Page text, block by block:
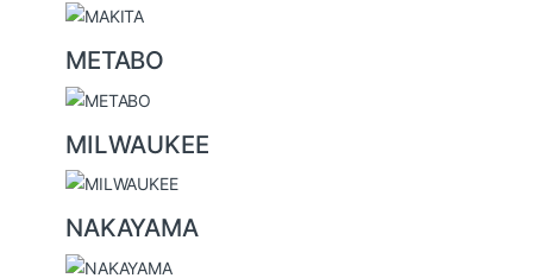
METABO
MILWAUKEE
NAKAYAMA